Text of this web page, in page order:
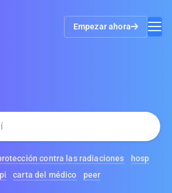
Empezar ahora
contra las radiaciones
hosp
carta del médico peer